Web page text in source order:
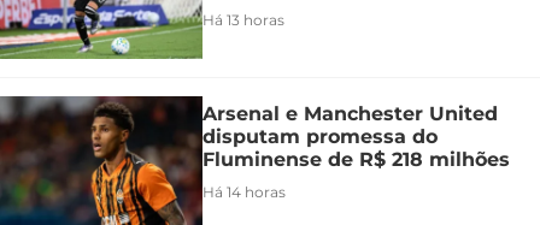
Há 13 horas
Arsenal e Manchester United
disputam promessa do
Fluminense de R$ 218 milhões
Há 14 horas